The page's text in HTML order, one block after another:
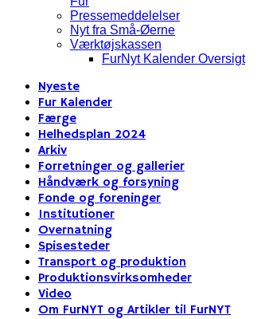
Pressemeddelelser
Nyt fra Små-Øerne
Værktøjskassen
FurNyt Kalender Oversigt
Nyeste
Fur Kalender
Færge
Helhedsplan 2024
Arkiv
Forretninger og gallerier
Håndværk og forsyning
Fonde og foreninger
Institutioner
Overnatning
Spisesteder
Transport og produktion
Produktionsvirksomheder
Video
Om FurNYT og Artikler til FurNYT